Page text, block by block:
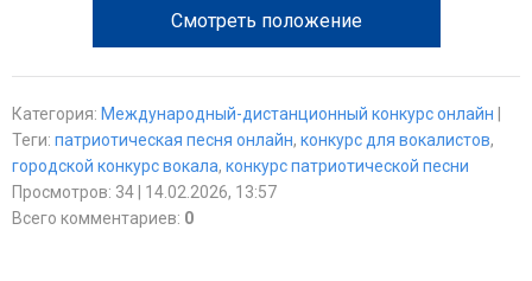
Смотреть положение
Категория: Международный-дистанционный конкурс онлайн
Теги: патриотическая песня онлайн, конкурс для вокалистов,
городской конкурс вокала, конкурс патриотической песни
Просмотров: 34 | 14.02.2026, 13:57
Всего комментариев: 0